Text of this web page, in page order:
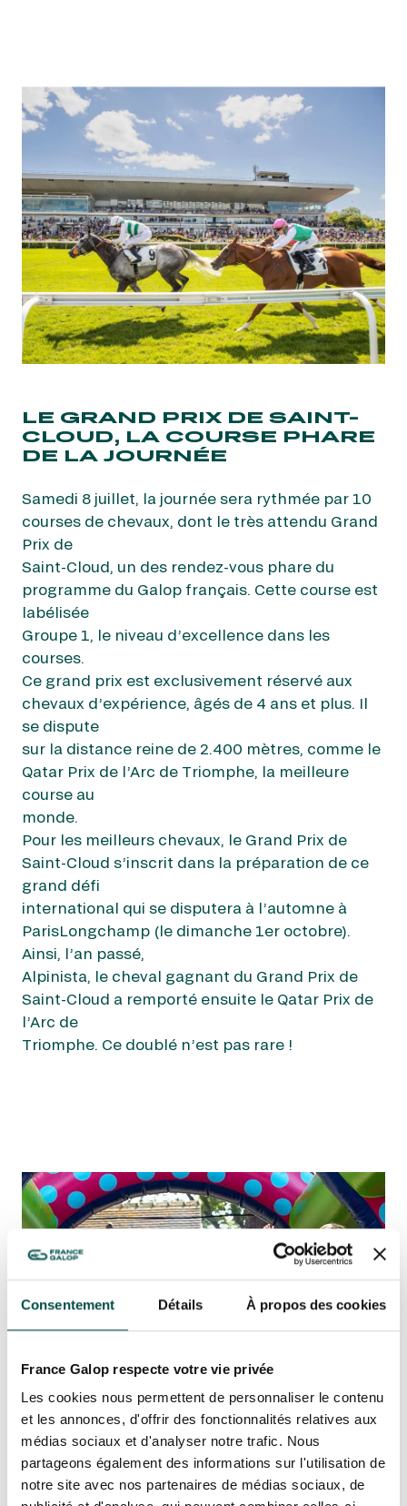
Consentement Détails À propos des cookies
France Galop respecte votre vie privée
Les cookies nous permettent de personnaliser le contenu
et les annonces, d'offrir des fonctionnalités relatives aux
médias sociaux et d'analyser notre trafic. Nous
partageons également des informations sur l'utilisation de
notre site avec nos partenaires de médias sociaux, de
BTOB – ENTREPRISES
DRESS CODE
LE GRAND PRIX DE SAINT-
CLOUD, LA COURSE PHARE
DE LA JOURNÉE
Samedi 8 juillet, la journée sera rythmée par 10
courses de chevaux, dont le très attendu Grand
Prix de
Saint-Cloud, un des rendez-vous phare du
programme du Galop français. Cette course est
labélisée
Groupe 1, le niveau d’excellence dans les
courses.
Ce grand prix est exclusivement réservé aux
chevaux d’expérience, âgés de 4 ans et plus. Il
se dispute
sur la distance reine de 2.400 mètres, comme le
Qatar Prix de l’Arc de Triomphe, la meilleure
course au
monde.
Pour les meilleurs chevaux, le Grand Prix de
Saint-Cloud s’inscrit dans la préparation de ce
grand défi
international qui se disputera à l’automne à
ParisLongchamp (le dimanche 1er octobre).
Ainsi, l’an passé,
Alpinista, le cheval gagnant du Grand Prix de
Saint-Cloud a remporté ensuite le Qatar Prix de
l’Arc de
Triomphe. Ce doublé n’est pas rare !